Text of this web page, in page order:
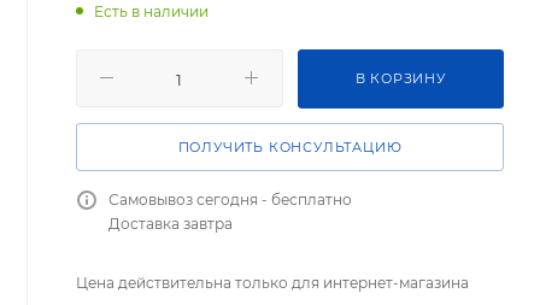
Есть в наличии
В КОРЗИНУ
ПОЛУЧИТЬ КОНСУЛЬТАЦИЮ
Самовывоз сегодня - бесплатно
Доставка завтра
Цена действительна только для интернет-магазина